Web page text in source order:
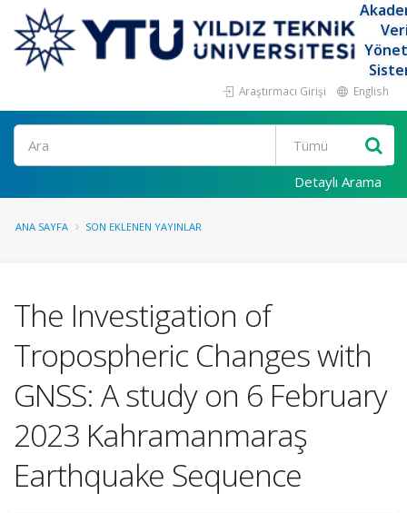
Araştırmacı Girişi English
Ara
Detaylı Arama
ANA SAYFA SON EKLENEN YAYINLAR
The Investigation of
Tropospheric Changes with
GNSS: A study on 6 February
2023 Kahramanmaraş
Earthquake Sequence